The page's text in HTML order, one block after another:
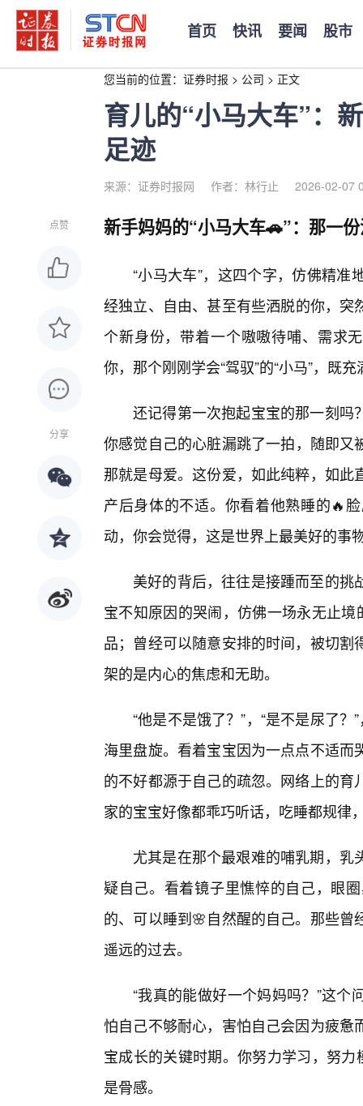
首页 快讯 要闻 股市
您当前的位置： 证券时报 > 公司 > 正文
育儿的“小马大车”：
足迹
来源：证券时报网 作者：林行止 2026-02-07
点赞
分享
新手妈妈的“小马大车🚗”：那一
“小马大车”，这四个字，仿佛精
经独立、自由、甚至有些洒脱的你，
个新身份，带着一个嗷嗷待哺、需求
你，那个刚刚学会“驾驭”的“小马”，既
还记得第一次抱起宝宝的那一刻吗
你感觉自己的心脏漏跳了一拍，随即
那就是母爱。这份爱，如此纯粹，如
产后身体的不适。你看着他熟睡的🔥
动，你会觉得，这是世界上最美好的事
美好的背后，往往是接踵而至的
宝不知原因的哭闹，仿佛一场永无止
品；曾经可以随意安排的时间，被切
架的是内心的焦虑和无助。
“他是不是饿了？”，“是不是尿了
海里盘旋。看着宝宝因为一点点不适
的不好都源于自己的疏忽。网络上的
家的宝宝好像都乖巧听话，吃睡都规律
尤其是在那个最艰难的哺乳期，
疑自己。看着镜子里憔悴的自己，眼
的、可以睡到🌸自然醒的自己。那些
遥远的过去。
“我真的能做好一个妈妈吗？”这
怕自己不够耐心，害怕自己会因为疲
宝成长的关键时期。你努力学习，努
是骨感。